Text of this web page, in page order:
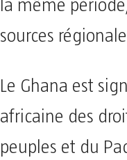
la même
sources
Le Ghana est
africaine des
peuples et du